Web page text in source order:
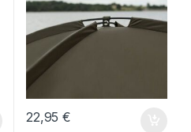
Accesorios de refugios
Refugios,Screen House
Avid Carp Screen House 3D